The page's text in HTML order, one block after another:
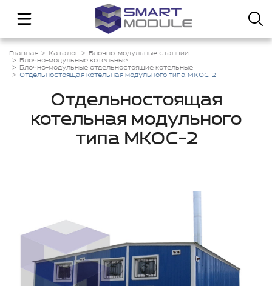
Главная Каталог
Блочно-модульные станции
Блочно-модульные котельные
Блочно-модульные отдельностоящие котельные
Отдельностоящая котельная модульного типа МКОС-2
Отдельностоящая
котельная модульного
типа МКОС-2